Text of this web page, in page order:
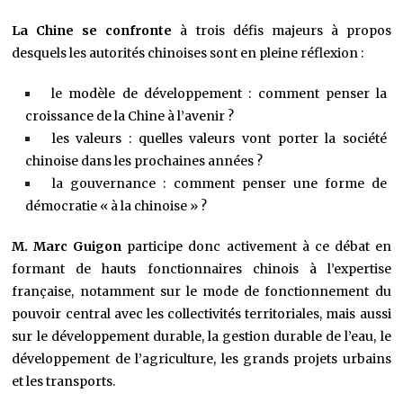
La Chine se confronte à trois défis majeurs à propos
desquels les autorités chinoises sont en pleine réflexion :
le modèle de développement : comment penser la
croissance de la Chine à l’avenir ?
les valeurs : quelles valeurs vont porter la société
chinoise dans les prochaines années ?
la gouvernance : comment penser une forme de
démocratie « à la chinoise » ?
M. Marc Guigon participe donc activement à ce débat en
formant de hauts fonctionnaires chinois à l’expertise
française, notamment sur le mode de fonctionnement du
pouvoir central avec les collectivités territoriales, mais aussi
sur le développement durable,la gestion durable de l’eau, le
développement de l’agriculture, les grands projets urbains
et les transports.